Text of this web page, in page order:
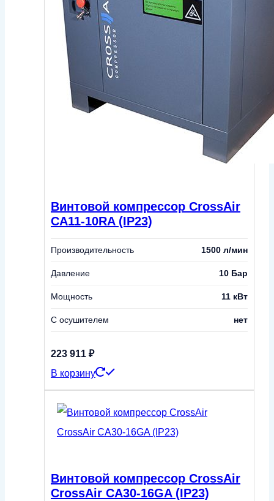
Винтовой компрессор CrossAir
CA11-10RA (IP23)
Производительность 1500 л/мин
Давление 10 Бар
Мощность 11 кВт
С осушителем нет
223 911 ₽
В корзину
Винтовой компрессор CrossAir
CrossAir CA30-16GA (IP23)